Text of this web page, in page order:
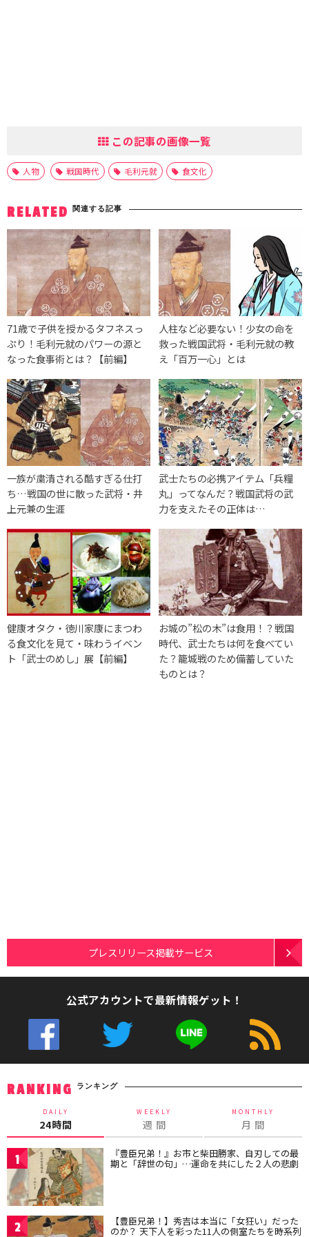
この記事の画像一覧
人物 戦国時代 毛利元就 食文化
RELATED 関連する記事
71歳で子供を授かるタフネスっ
ぷり！毛利元就のパワーの源と
なった食事術とは？【前編】
人柱など必要ない！少女の命を
救った戦国武将・毛利元就の教
え「百万一心」とは
一族が粛清される酷すぎる仕打
ち…戦国の世に散った武将・井
上元兼の生涯
武士たちの必携アイテム「兵糧
丸」ってなんだ？戦国武将の武
力を支えたその正体は…
健康オタク・徳川家康にまつわ
る食文化を見て・味わうイベン
ト「武士のめし」展【前編】
お城の”松の木”は食用！？戦国
時代、武士たちは何を食べてい
た？籠城戦のため備蓄していた
ものとは？
プレスリリース掲載サービス
公式アカウントで最新情報ゲット！
RANKING ランキング
DAILY
24時間
WEEKLY
週 間
MONTHLY
月 間
1 『豊臣兄弟！』お市と柴田勝家、自刃しての最
期と「辞世の句」…運命を共にした２人の悲劇
2 【豊臣兄弟！】秀吉は本当に「女狂い」だった
のか？ 天下人を彩った11人の側室たちを時系列